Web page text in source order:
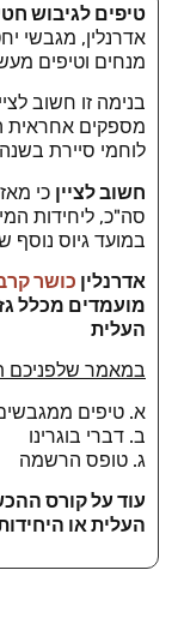
טיפים לגיבוש
אדרנלין, מגבשי
מנחים וטיפים
בנימה זו חשוב
לוחמי סיירת
חשוב לציין
סה"כ, ליחידות
במועד גיוס
אדרנלין כושר
מועמדים מכלל
העלית
במאמר שלפניכם
א. טיפים
ב. דברי בוגרינו
ג. טופס הרשמה
עוד על קורס
העלית או